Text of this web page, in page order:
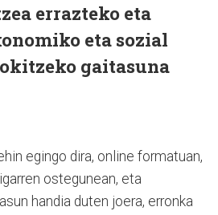
errazteko eta
eta sozial
gaitasuna
egingo dira, online formatuan,
ostegunean, eta
handia duten joera, erronka